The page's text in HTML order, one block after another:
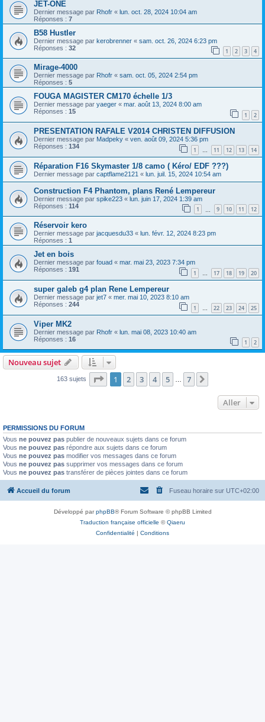
JET-ONE
Dernier message par Rhofr « lun. oct. 28, 2024 10:04 am
Réponses : 7
B58 Hustler
Dernier message par kerobrenner « sam. oct. 26, 2024 6:23 pm
Réponses : 32 1 2 3 4
Mirage-4000
Dernier message par Rhofr « sam. oct. 05, 2024 2:54 pm
Réponses : 5
FOUGA MAGISTER CM170 échelle 1/3
Dernier message par yaeger « mar. août 13, 2024 8:00 am
Réponses : 15 1 2
PRESENTATION RAFALE V2014 CHRISTEN DIFFUSION
Dernier message par Madpeky « ven. août 09, 2024 5:36 pm
Réponses : 134 1 … 11 12 13 14
Réparation F16 Skymaster 1/8 camo ( Kéro/ EDF ???)
Dernier message par captflame2121 « lun. juil. 15, 2024 10:54 am
Construction F4 Phantom, plans René Lempereur
Dernier message par spike223 « lun. juin 17, 2024 1:39 am
Réponses : 114 1 9 10 11 12
Réservoir kero
Dernier message par jacquesdu33 « lun. févr. 12, 2024 8:23 pm
Réponses : 1
Jet en bois
Dernier message par fouad « mar. mai 23, 2023 7:34 pm
Réponses : 191 1 … 17 18 19 20
super galeb g4 plan Rene Lempereur
Dernier message par jet7 « mer. mai 10, 2023 8:10 am
Réponses : 244 1 … 22 23 24 25
Viper MK2
Dernier message par Rhofr « lun. mai 08, 2023 10:40 am
Réponses : 16 1 2
Nouveau sujet
163 sujets Page 1sur7
1 2 3 4 5 7
Aller
PERMISSIONS DU FORUM
Vous ne pouvez pas publier de nouveaux sujets dans ce forum
Vous ne pouvez pas répondre aux sujets dans ce forum
Vous ne pouvez pas modifier vos messages dans ce forum
Vous ne pouvez pas supprimer vos messages dans ce forum
Vous ne pouvez pas transférer de pièces jointes dans ce forum
Accueil du forum Fuseau horaire sur UTC+02:00
Développé parphpBB® Forum Software © phpBB Limited
Traduction française officielle ©Qiaeru
Confidentialité | Conditions